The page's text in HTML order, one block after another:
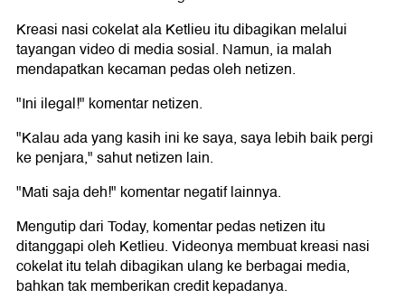
Kreasi nasi cokelat ala Ketlieu itu dibagikan melalui
tayangan video di media sosial. Namun, ia malah
mendapatkan kecaman pedas oleh netizen.
"Ini ilegal!" komentar netizen.
"Kalau ada yang kasih ini ke saya, saya lebih baik pergi
ke penjara," sahut netizen lain.
"Mati saja deh!" komentar negatif lainnya.
Mengutip dari Today, komentar pedas netizen itu
ditanggapi oleh Ketlieu. Videonya membuat kreasi nasi
cokelat itu telah dibagikan ulang ke berbagai media,
bahkan tak memberikan credit kepadanya.